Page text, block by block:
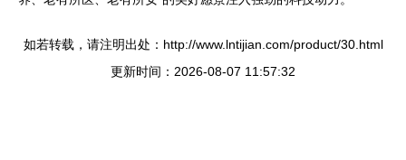
如若转载，请注明出处：http://www.lntijian.com/product/30.html
更新时间：2026-08-07 11:57:32